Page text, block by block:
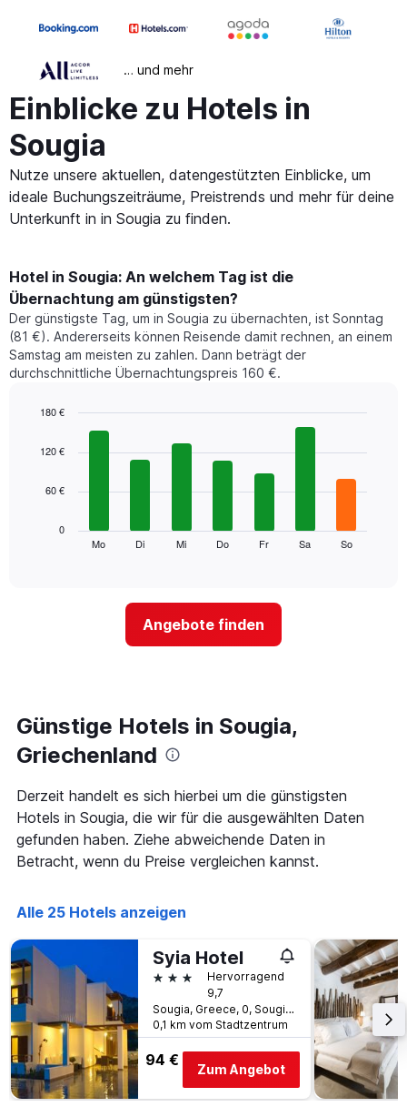
… und mehr
Einblicke zu Hotels in
Sougia
Nutze unsere aktuellen, datengestützten Einblicke, um
ideale Buchungszeiträume, Preistrends und mehr für deine
Unterkunft in in Sougia zu finden.
Hotel in Sougia: An welchem Tag ist die
Übernachtung am günstigsten?
Der günstigste Tag, um in Sougia zu übernachten, ist Sonntag
(81 €). Andererseits können Reisende damit rechnen, an einem
Samstag am meisten zu zahlen. Dann beträgt der
durchschnittliche Übernachtungspreis 160 €.
chart
bars.
durchschnittlichen
jeweiligen
Wochentag.
Das
Diagramm
1
X-
Achse,
die
die
anzeigt.
Das
Diagramm
hat
1
Y-
Achse,
die
den
durchschnittlichen
Zimmerpreis
anzeigt.
Mo Di Mi Do Fr Sa So
0
60 €
120 €
180 €
Angebote finden
Günstige Hotels in Sougia,
Griechenland
Derzeit handelt es sich hierbei um die günstigsten
Hotels in Sougia, die wir für die ausgewählten Daten
gefunden haben. Ziehe abweichende Daten in
Betracht, wenn du Preise vergleichen kannst.
Alle 25 Hotels anzeigen
Syia Hotel
3 SterneHervorragend
9,7
Sougia, Greece, 0, Sougia, Griechenland
0,1 km vom Stadtzentrum
94 €
Zum Angebot